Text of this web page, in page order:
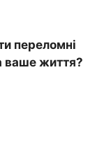
переломні
ваше життя?